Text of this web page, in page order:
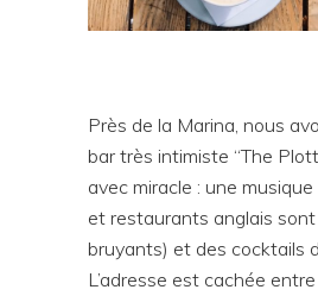
Près de la Marina, nous
bar très intimiste “The
avec miracle : une
et restaurants anglais
bruyants) et des cocktails
L’adresse est cachée